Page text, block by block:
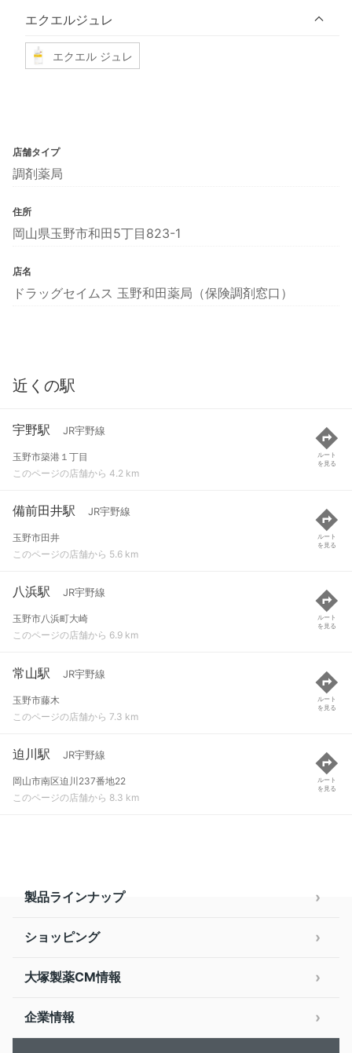
エクエルジュレ
エクエル ジュレ
店舗タイプ
調剤薬局
住所
岡山県玉野市和田5丁目823-1
店名
ドラッグセイムス 玉野和田薬局（保険調剤窓口）
近くの駅
宇野駅 JR宇野線
玉野市築港１丁目
このページの店舗から 4.2 km
ルート
を見る
備前田井駅 JR宇野線
玉野市田井
このページの店舗から 5.6 km
ルート
を見る
八浜駅 JR宇野線
玉野市八浜町大崎
このページの店舗から 6.9 km
ルート
を見る
常山駅 JR宇野線
玉野市藤木
このページの店舗から 7.3 km
ルート
を見る
迫川駅 JR宇野線
岡山市南区迫川237番地22
このページの店舗から 8.3 km
ルート
を見る
製品ラインナップ
ショッピング
大塚製薬CM情報
企業情報